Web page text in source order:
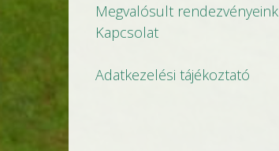
Megvalósult rendezvényeink
Kapcsolat
Adatkezelési tájékoztató